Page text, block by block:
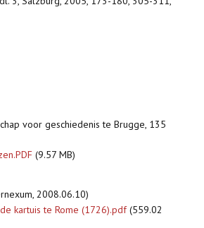
voor geschiedenis te Brugge, 135
(9.57 MB)
2008.06.10)
kartuis te Rome (1726).pdf(559.02